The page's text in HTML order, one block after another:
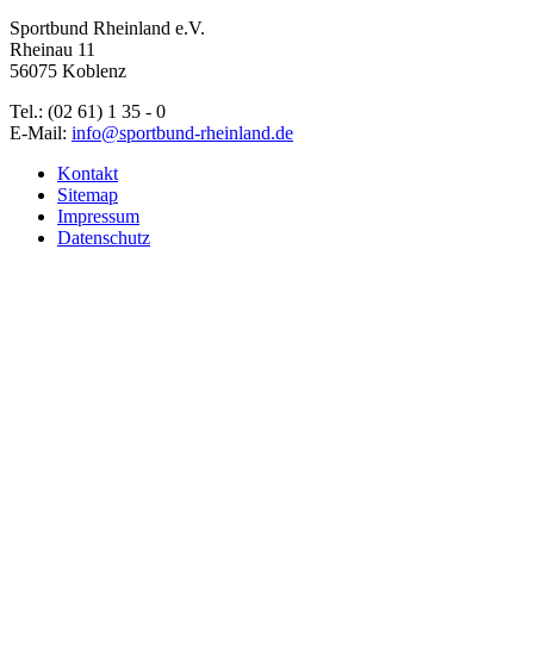
Sportbund Rheinland e.V.
Rheinau 11
56075 Koblenz
Tel.: (02 61) 1 35 - 0
E-Mail: info@sportbund-rheinland.de
Kontakt
Sitemap
Impressum
Datenschutz